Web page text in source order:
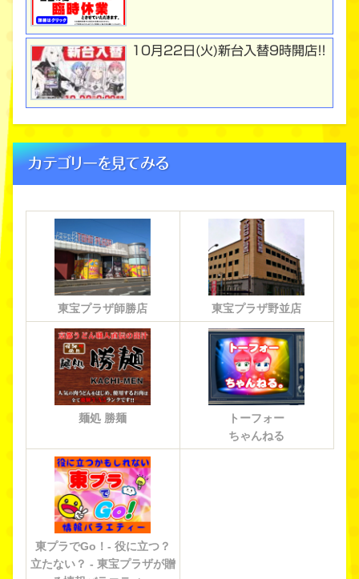
１０月２２日(火)新台入替９時開店！！
カテゴリーを見てみる
東宝プラザ師勝店 東宝プラザ野並店
麺処 勝麺
トーフォー
ちゃんねる
東プラでGo！- 役に立つ？
立たない？ - 東宝プラザが贈